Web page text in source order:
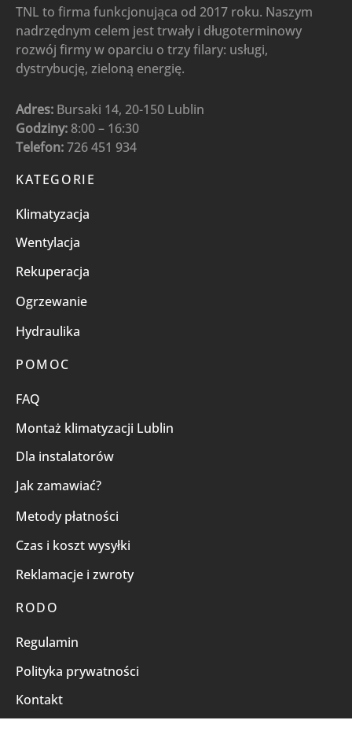
TNL to firma funkcjonująca od 2017 roku. Naszym
nadrzędnym celem jest trwały i długoterminowy
rozwój firmy w oparciu o trzy filary: usługi,
dystrybucję, zieloną energię.
Adres: Bursaki 14, 20-150 Lublin
Godziny: 8:00 – 16:30
Telefon:726 451 934
KATEGORIE
Klimatyzacja
Wentylacja
Rekuperacja
Ogrzewanie
Hydraulika
POMOC
FAQ
Montaż klimatyzacji Lublin
Dla instalatorów
Jak zamawiać?
Metody płatności
Czas i koszt wysyłki
Reklamacje i zwroty
RODO
Regulamin
Polityka prywatności
Kontakt